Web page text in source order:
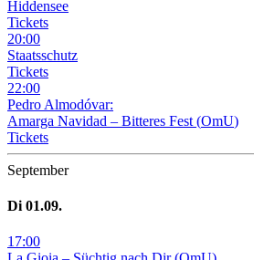
Hiddensee
Tickets
20:00
Staatsschutz
Tickets
22:00
Pedro Almodóvar:
Amarga Navidad – Bitteres Fest (OmU)
Tickets
September
Di 01.09.
17:00